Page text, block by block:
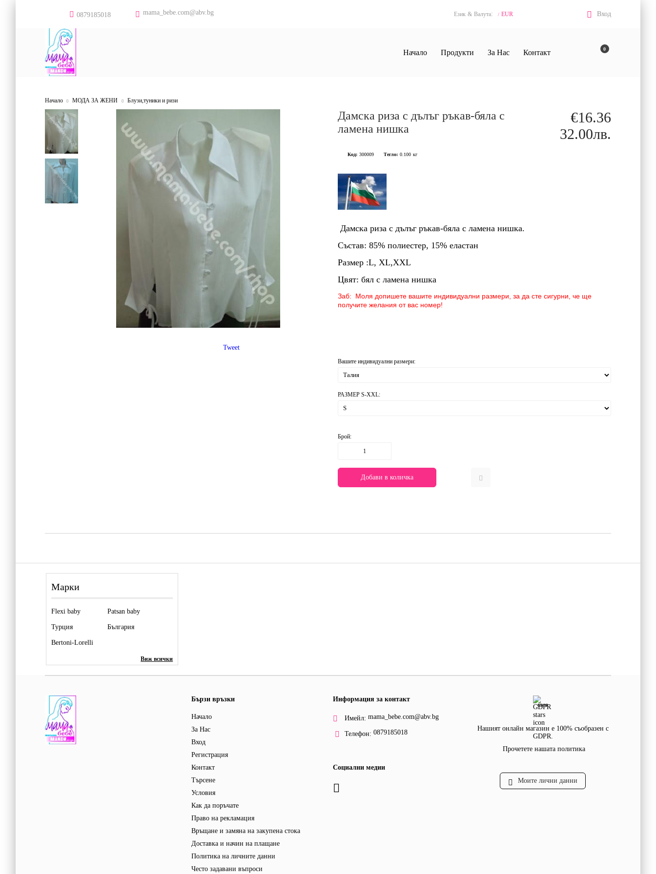
0879185018 mama_bebe.com@abv.bg Език & Валута: / EUR Вход
0
Начало Продукти За Нас Контакт
Начало МОДА ЗА ЖЕНИ Блузи,туники и ризи
Tweet
Дамска риза с дълъг ръкав-бяла с
ламена нишка
€16.36
32.00лв.
Код: 300009 Тегло: 0.100 кг
Дамска риза с дълъг ръкав-бяла с ламена нишка.
Състав: 85% полиестер, 15% еластан
Размер :L, XL,XXL
Цвят: бял с ламена нишка
Заб: Моля допишете вашите индивидуални размери, за да сте сигурни, че ще
получите желания от вас номер!
Вашите индивидуални размери:
РАЗМЕР S-XXL:
Брой:
Марки
Flexi baby Patsan baby
Турция България
Bertoni-Lorelli
Виж всички
Бързи връзки
Начало
За Нас
Вход
Регистрация
Контакт
Търсене
Условия
Как да поръчате
Право на рекламация
Връщане и замяна на закупена стока
Доставка и начин на плащане
Политика на личните данни
Често задавани въпроси
Информация за контакт
Имейл: mama_bebe.com@abv.bg
Телефон: 0879185018
Социални медии
GDPR
Нашият онлайн магазин е 100% съобразен с
GDPR.
Прочетете нашата политика
Моите лични данни